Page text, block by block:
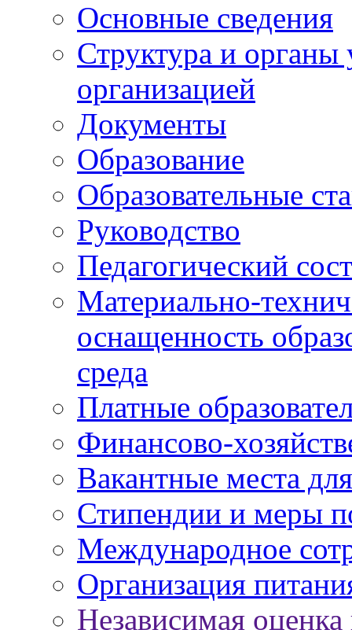
Основные сведения
Структура и органы
организацией
Документы
Образование
Образовательные
Руководство
Педагогический
Материально-
оснащенность
среда
Платные
Финансово-
Вакантные места
Стипендии и меры
Международное
Организация
Независимая оценка